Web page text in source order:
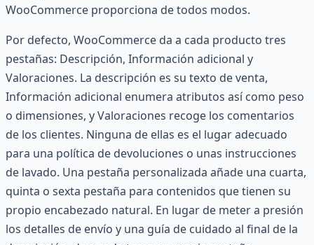
WooCommerce proporciona de todos modos.
Por defecto, WooCommerce da a cada producto tres
pestañas: Descripción, Información adicional y
Valoraciones. La descripción es su texto de venta,
Información adicional enumera atributos así como peso
o dimensiones, y Valoraciones recoge los comentarios
de los clientes. Ninguna de ellas es el lugar adecuado
para una política de devoluciones o unas instrucciones
de lavado. Una pestaña personalizada añade una cuarta,
quinta o sexta pestaña para contenidos que tienen su
propio encabezado natural. En lugar de meter a presión
los detalles de envío y una guía de cuidado al final de la